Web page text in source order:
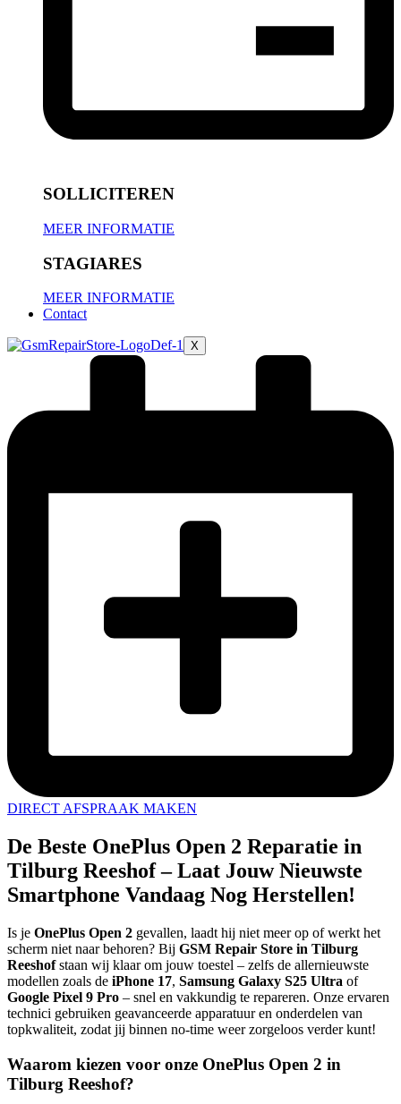
SOLLICITEREN
MEER INFORMATIE
STAGIARES
MEER INFORMATIE
Contact
X
DIRECT AFSPRAAK MAKEN
De Beste OnePlus Open 2 Reparatie in
Tilburg Reeshof – Laat Jouw Nieuwste
Smartphone Vandaag Nog Herstellen!
Is je OnePlus Open 2 gevallen, laadt hij niet meer op of werkt het
scherm niet naar behoren? Bij GSM Repair Store in Tilburg
Reeshofstaan wij klaar om jouw toestel – zelfs de allernieuwste
modellen zoals de iPhone 17, Samsung Galaxy S25 Ultra of
Google Pixel 9 Pro – snel en vakkundig te repareren. Onze ervaren
technici gebruiken geavanceerde apparatuur en onderdelen van
topkwaliteit, zodat jij binnen no-time weer zorgeloos verder kunt!
Waarom kiezen voor onze OnePlus Open 2 in
Tilburg Reeshof?